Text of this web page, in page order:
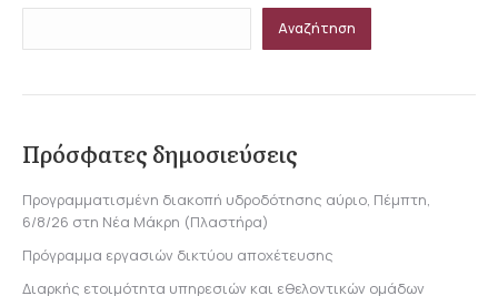
Αναζήτηση
Πρόσφατες δημοσιεύσεις
Προγραμματισμένη διακοπή υδροδότησης αύριο, Πέμπτη,
6/8/26 στη Νέα Μάκρη (Πλαστήρα)
Πρόγραμμα εργασιών δικτύου αποχέτευσης
Διαρκής ετοιμότητα υπηρεσιών και εθελοντικών ομάδων